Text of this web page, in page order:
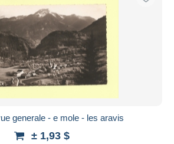
generale - e mole - les aravis
± 1,93 $